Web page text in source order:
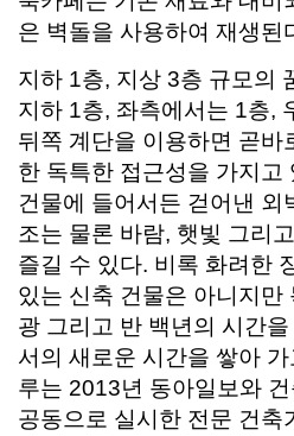
은 벽돌을 사용하여 재생된
지하 1층, 지상 3층 규모의
지하 1층, 좌측에서는 1층,
뒤쪽 계단을 이용하면 곧바
한 독특한 접근성을 가지고
건물에 들어서든 걷어낸 외
조는 물론 바람, 햇빛 그리
즐길 수 있다. 비록 화려한
있는 신축 건물은 아니지만
광 그리고 반 백년의 시간을
서의 새로운 시간을 쌓아
루는 2013년 동아일보와
공동으로 실시한 전문 건축